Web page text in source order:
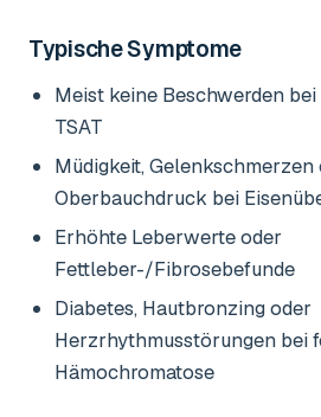
Typische Symptome
Meist keine Beschwerden
TSAT
Müdigkeit, Gelenkschmerzen
Oberbauchdruck bei
Erhöhte Leberwerte oder
Fettleber-/Fibrosebefunde
Diabetes, Hautbronzing oder
Herzrhythmusstörungen bei
Hämochromatose